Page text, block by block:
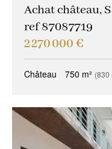
Achat château,
ref 87087719
2 270 000 €
Château 750 m² (830